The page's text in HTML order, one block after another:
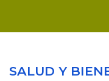
SALUD Y